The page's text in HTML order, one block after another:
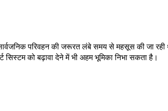
परिवहन की जरूरत लंबे समय से महसूस की जा
को बढ़ावा देने में भी अहम भूमिका निभा सकता है।